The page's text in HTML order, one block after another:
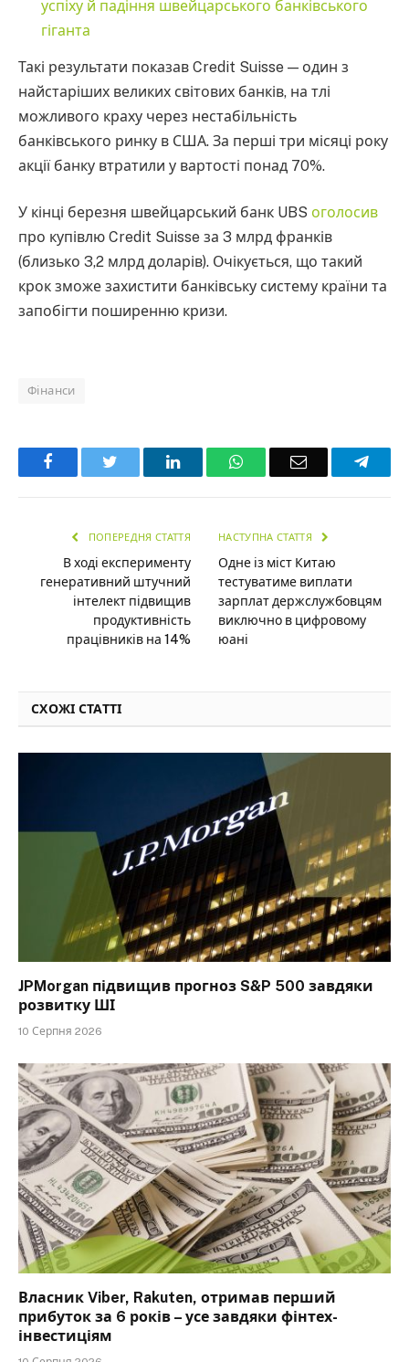
успіху й падіння швейцарського банківського
гіганта
Такі результати показав Credit Suisse — один з
найстаріших великих світових банків, на тлі
можливого краху через нестабільність
банківського ринку в США. За перші три місяці року
акції банку втратили у вартості понад 70%.
У кінці березня швейцарський банк UBS оголосив
про купівлю Credit Suisse за 3 млрд франків
(близько 3,2 млрд доларів). Очікується, що такий
крок зможе захистити банківську систему країни та
запобігти поширенню кризи.
Фінанси
Facebook LinkedInWhatsAppEmail
ПОПЕРЕДНЯ СТАТТЯ
В ході експерименту
генеративний штучний
інтелект підвищив
продуктивність
працівників на 14%
НАСТУПНА СТАТТЯ
Одне із міст Китаю
тестуватиме виплати
зарплат держслужбовцям
виключно в цифровому
юані
СХОЖІ СТАТТІ
JPMorgan підвищив прогноз S&P 500 завдяки
розвитку ШІ
10 Серпня 2026
Власник Viber, Rakuten, отримав перший
прибуток за 6 років – усе завдяки фінтех-
інвестиціям